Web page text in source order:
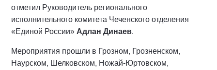
отметил Руководитель регионального
исполнительного комитета Чеченского отделения
«Единой России» Адлан Динаев.
Мероприятия прошли в Грозном, Грозненском,
Наурском, Шелковском, Ножай-Юртовском,